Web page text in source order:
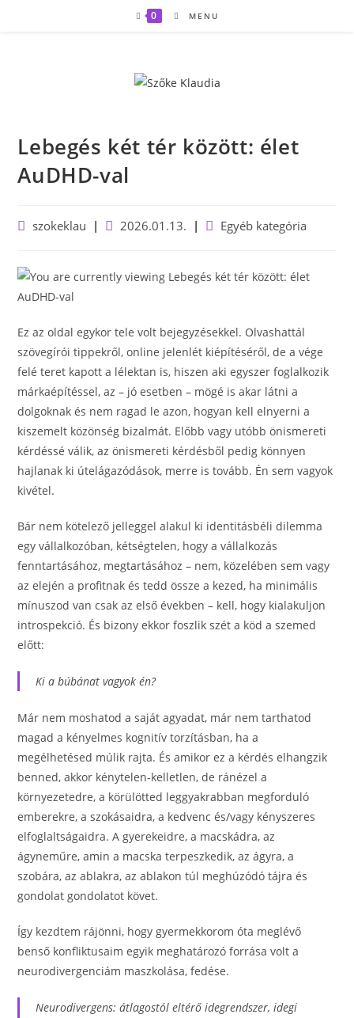
0 MENU
Lebegés két tér között: élet
AuDHD-val
Postszokeklau
Post2026.01.13.
PostEgyéb kategória
Ez az oldal egykor tele volt bejegyzésekkel. Olvashattál
szövegírói tippekről, online jelenlét kiépítéséről, de a vége
felé teret kapott a lélektan is, hiszen aki egyszer foglalkozik
márkaépítéssel, az – jó esetben – mögé is akar látni a
dolgoknak és nem ragad le azon, hogyan kell elnyerni a
kiszemelt közönség bizalmát. Előbb vagy utóbb önismereti
kérdéssé válik, az önismereti kérdésből pedig könnyen
hajlanak ki útelágazódások, merre is tovább. Én sem vagyok
kivétel.
Bár nem kötelező jelleggel alakul ki identitásbéli dilemma
egy vállalkozóban, kétségtelen, hogy a vállalkozás
fenntartásához, megtartásához – nem, közelében sem vagy
az elején a profitnak és tedd össze a kezed, ha minimális
mínuszod van csak az első években – kell, hogy kialakuljon
introspekció. És bizony ekkor foszlik szét a köd a szemed
előtt:
Ki a búbánat vagyok én?
Már nem moshatod a saját agyadat, már nem tarthatod
magad a kényelmes kognitív torzításban, ha a
megélhetésed múlik rajta. És amikor ez a kérdés elhangzik
benned, akkor kénytelen-kelletlen, de ránézel a
környezetedre, a körülötted leggyakrabban megforduló
emberekre, a szokásaidra, a kedvenc és/vagy kényszeres
elfoglaltságaidra. A gyerekeidre, a macskádra, az
ágyneműre, amin a macska terpeszkedik, az ágyra, a
szobára, az ablakra, az ablakon túl meghúzódó tájra és
gondolat gondolatot követ.
Így kezdtem rájönni, hogy gyermekkorom óta meglévő
benső konfliktusaim egyik meghatározó forrása volt a
neurodivergenciám maszkolása, fedése.
Neurodivergens: átlagostól eltérő idegrendszer, idegi